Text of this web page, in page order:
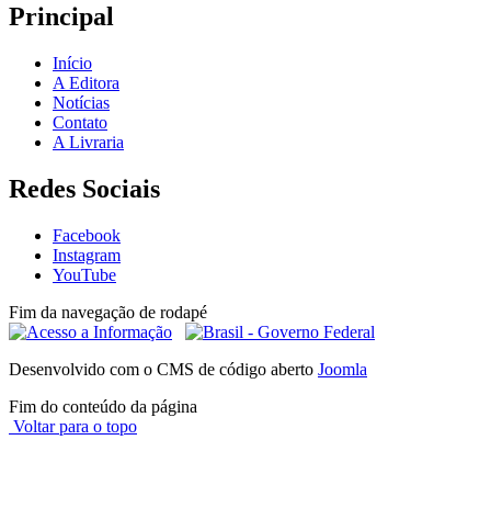
Principal
Início
A Editora
Notícias
Contato
A Livraria
Redes Sociais
Facebook
Instagram
YouTube
Fim da navegação de rodapé
Desenvolvido com o CMS de código aberto Joomla
Fim do conteúdo da página
Voltar para o topo